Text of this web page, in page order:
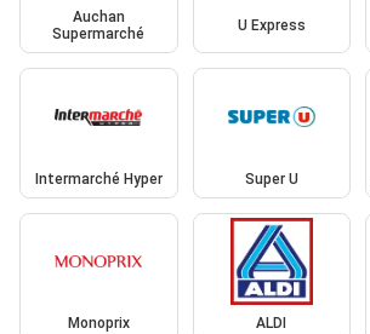
Auchan
Supermarché
U Express
Intermarché Hyper Super U
Monoprix ALDI